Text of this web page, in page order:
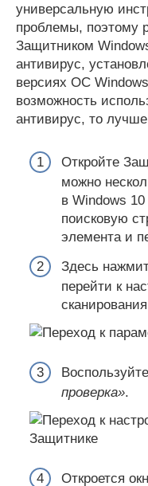
универсальную
проблемы, поэтому
Защитником
антивирус,
версиях ОС
возможность
антивирус, то
Откройте
можно
в Windows
поисковую
элемента и
Здесь
перейти к
проверка».
Откроется